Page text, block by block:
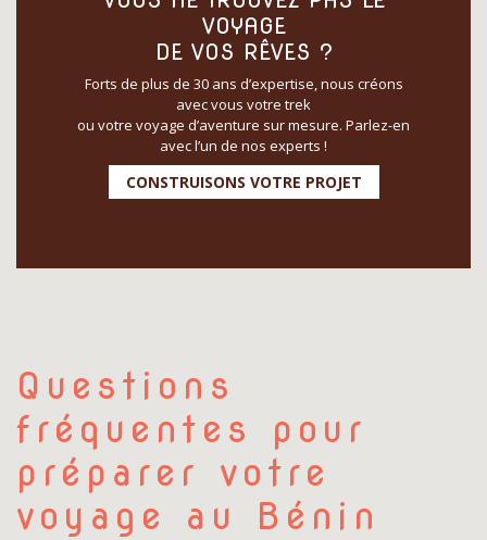
VOYAGE
DE VOS RÊVES ?
Forts de plus de 30 ans d’expertise, nous créons
avec vous votre trek
ou votre voyage d’aventure sur mesure. Parlez-en
avec l’un de nos experts !
CONSTRUISONS VOTRE PROJET
Questions
fréquentes pour
préparer votre
voyage au Bénin